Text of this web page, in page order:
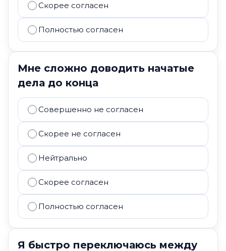
Скорее согласен
Полностью согласен
Мне сложно доводить начатые
дела до конца
Совершенно не согласен
Скорее не согласен
Нейтрально
Скорее согласен
Полностью согласен
Я быстро переключаюсь между